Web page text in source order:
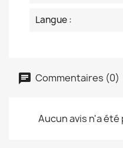
Langue :
Commentaires (0)
Aucun avis n'a